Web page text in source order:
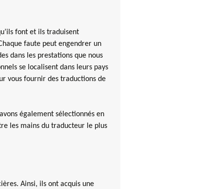
font et ils traduisent
faute peut engendrer un
dans les prestations que nous
se localisent dans leurs pays
vous fournir des traductions de
également sélectionnés en
les mains du traducteur le plus
Ainsi, ils ont acquis une